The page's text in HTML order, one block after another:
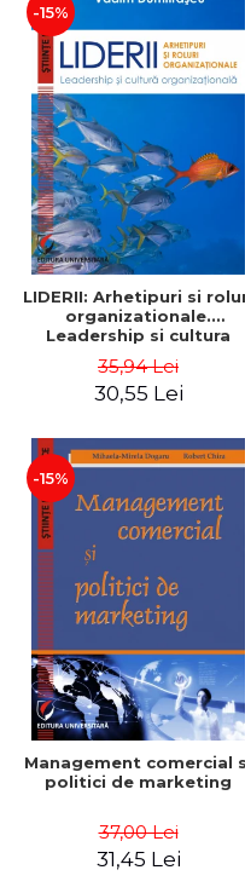
-15%
LIDERII: Arhetipuri si
organizationale.
Leadership si cultura
Dumitrascu
35,94 Lei
30,55 Lei
-15%
Management comercial
politici de marketing
37,00 Lei
31,45 Lei